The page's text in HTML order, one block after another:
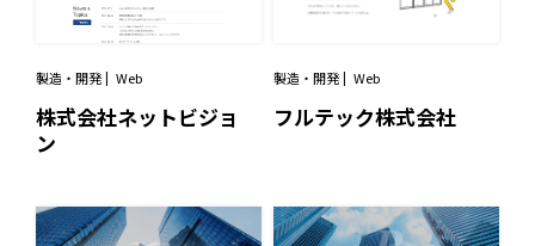
製造・開発 Web
株式会社ネットビジョ
ン
製造・開発 Web
フルテック株式会社